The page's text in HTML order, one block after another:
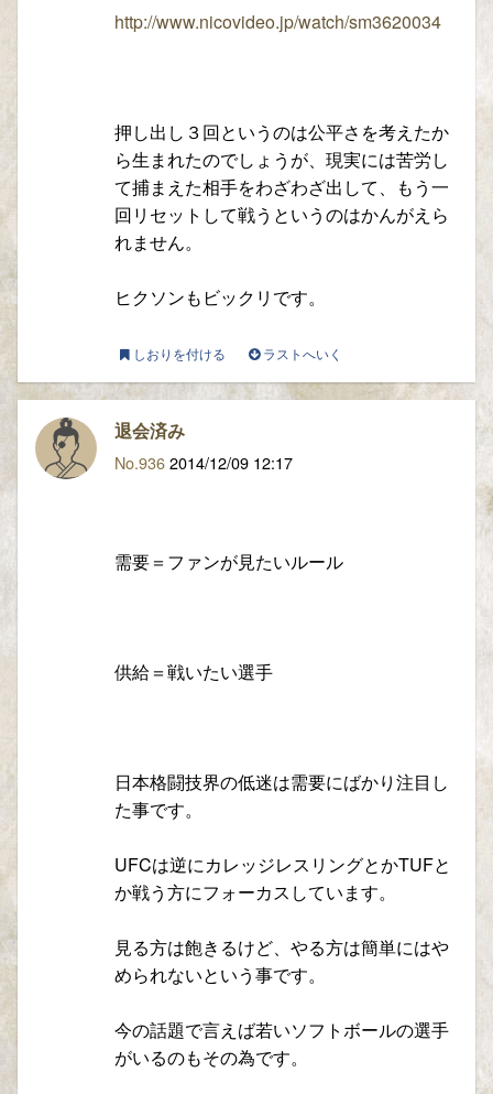
http://www.nicovideo.jp/watch/sm3620034
押し出し３回というのは公平さを考えたか
ら生まれたのでしょうが、現実には苦労し
て捕まえた相手をわざわざ出して、もう一
回リセットして戦うというのはかんがえら
れません。
ヒクソンもビックリです。
しおりを付ける ラストへいく
退会済み
No.9362014/12/09 12:17
需要＝ファンが見たいルール
供給＝戦いたい選手
日本格闘技界の低迷は需要にばかり注目し
た事です。
UFCは逆にカレッジレスリングとかTUFと
か戦う方にフォーカスしています。
見る方は飽きるけど、やる方は簡単にはや
められないという事です。
今の話題で言えば若いソフトボールの選手
がいるのもその為です。